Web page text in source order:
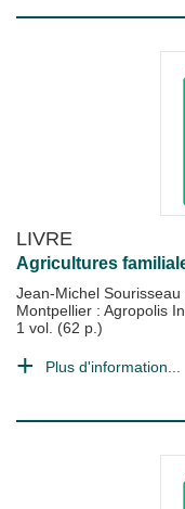
LIVRE
Agricultures
Jean-Michel Sourisseau
Montpellier : Agropolis
1 vol. (62 p.)
Plus d'information...